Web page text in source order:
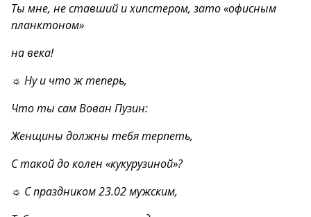
Ты мне, не ставший и хипстером, зато «офисным
планктоном»
на века!
☼ Ну и что ж теперь,
Что ты сам Вован Пузин:
Женщины должны тебя терпеть,
С такой до колен «кукурузиной»?
☼ С праздником 23.02 мужским,